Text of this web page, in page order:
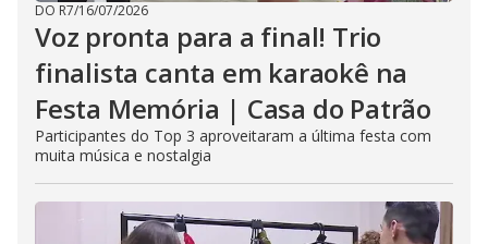
DO R7/16/07/2026
Voz pronta para a final! Trio
finalista canta em karaokê na
Festa Memória | Casa do Patrão
Participantes do Top 3 aproveitaram a última festa com
muita música e nostalgia